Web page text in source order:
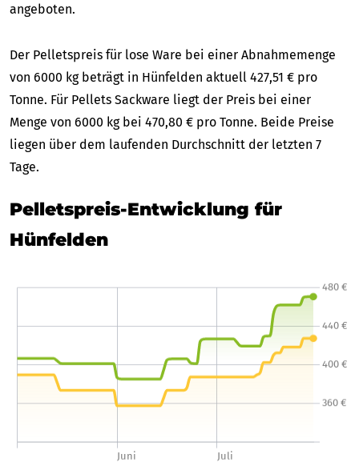
angeboten.
Der Pelletspreis für lose Ware bei einer Abnahmemenge
von 6000 kg beträgt in Hünfelden aktuell 427,51 € pro
Tonne. Für Pellets Sackware liegt der Preis bei einer
Menge von 6000 kg bei 470,80 € pro Tonne. Beide Preise
liegen über dem laufenden Durchschnitt der letzten 7
Tage.
Pelletspreis-Entwicklung für
Hünfelden